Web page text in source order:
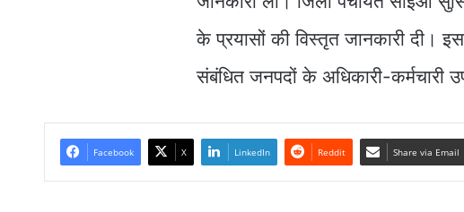
के प्रयासों की विस्तृत जानकारी दी।
संबंधित जनपदों के अधिकारी-कर्मचारी
Facebook X LinkedIn Reddit Share via Email